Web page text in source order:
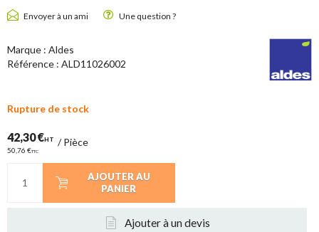
Envoyer à un ami Une question ?
Marque : Aldes
Référence : ALD11026002
Rupture de stock
42,30 €HT
50,76 €TTC
/Pièce
AJOUTER AU
PANIER
Ajouter à un devis